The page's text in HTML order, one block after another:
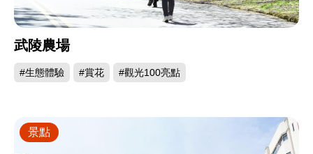
武陵農場
#生態體驗 #賞花 #觀光100亮點
景點